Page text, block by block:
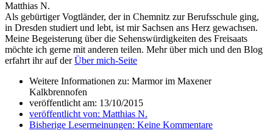
Matthias N.
Als gebürtiger Vogtländer, der in Chemnitz zur Berufsschule ging,
in Dresden studiert und lebt, ist mir Sachsen ans Herz gewachsen.
Meine Begeisterung über die Sehenswürdigkeiten des Freisaats
möchte ich gerne mit anderen teilen. Mehr über mich und den Blog
erfahrt ihr auf derÜber mich-Seite
Weitere Informationen zu: Marmor im Maxener
Kalkbrennofen
veröffentlicht am: 13/10/2015
veröffentlicht von: Matthias N.
Bisherige Lesermeinungen: Keine Kommentare